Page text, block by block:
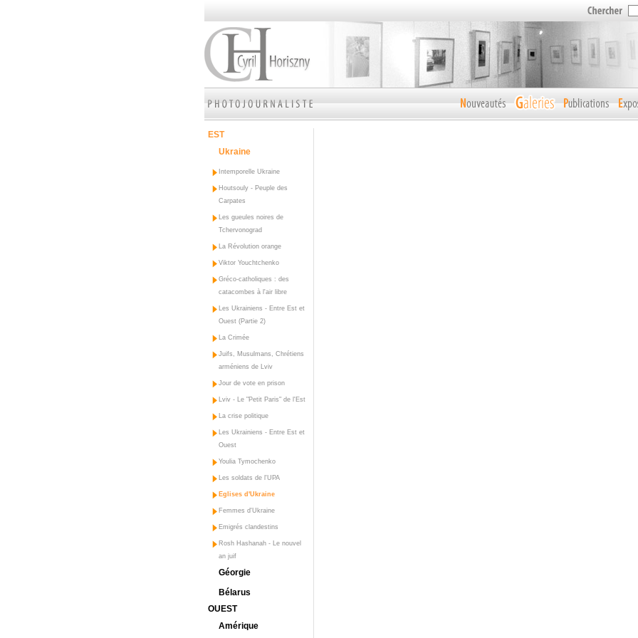
EST
Ukraine
Intemporelle Ukraine
Houtsouly - Peuple des
Carpates
Les gueules noires de
Tchervonograd
La Révolution orange
Viktor Youchtchenko
Gréco-catholiques : des
catacombes à l'air libre
Les Ukrainiens - Entre Est et
Ouest (Partie 2)
La Crimée
Juifs, Musulmans, Chrétiens
arméniens de Lviv
Jour de vote en prison
Lviv - Le "Petit Paris" de l'Est
La crise politique
Les Ukrainiens - Entre Est et
Ouest
Youlia Tymochenko
Les soldats de l'UPA
Eglises d'Ukraine
Femmes d'Ukraine
Emigrés clandestins
Rosh Hashanah - Le nouvel
an juif
Géorgie
Bélarus
OUEST
Amérique